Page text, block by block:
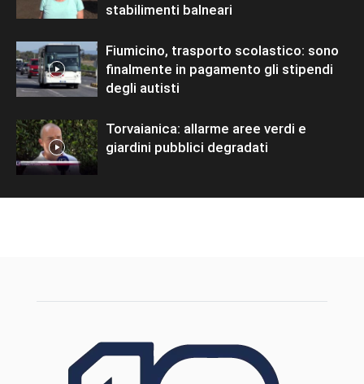
stabilimenti balneari
Fiumicino, trasporto scolastico: sono
finalmente in pagamento gli stipendi
degli autisti
Torvaianica: allarme aree verdi e
giardini pubblici degradati